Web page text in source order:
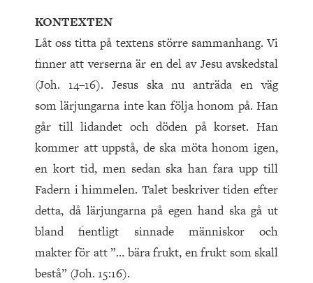
KONTEXTEN
Låt oss titta på textens större sammanhang. Vi
finner att verserna är en del av Jesu avskedstal
(Joh. 14–16). Jesus ska nu anträda en väg
som lärjungarna inte kan följa honom på. Han
går till lidandet och döden på korset. Han
kommer att uppstå, de ska möta honom igen,
en kort tid, men sedan ska han fara upp till
Fadern i himmelen. Talet beskriver tiden efter
detta, då lärjungarna på egen hand ska gå ut
bland fientligt sinnade människor och
makter för att ”… bära frukt, en frukt som skall
bestå” (Joh. 15:16).